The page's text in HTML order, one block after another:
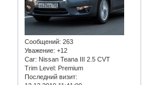
Сообщений: 263
Уважение: +12
Car: Nissan Teana III 2.5 CVT
Trim Level: Premium
Последний визит: